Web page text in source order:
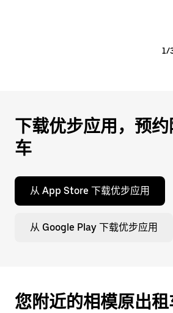
1/
下载优步应用，预
车
从 App Store 下载优步应用
从 Google Play 下载优步应用
您附近的相模原出租